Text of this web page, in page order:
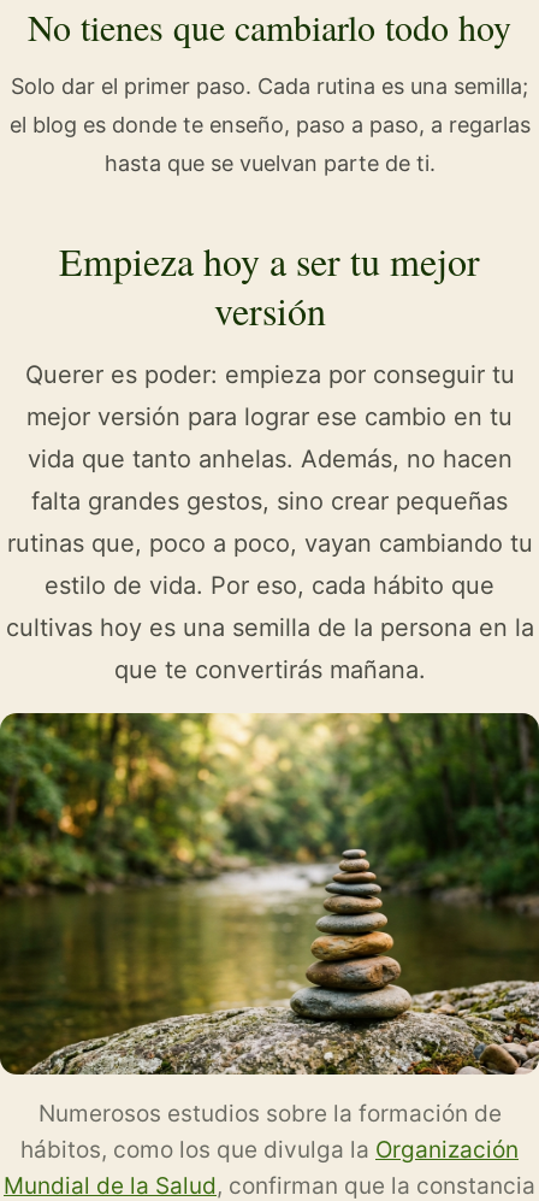
No tienes que cambiarlo todo hoy
Solo dar el primer paso. Cada rutina es una semilla;
el blog es donde te enseño, paso a paso, a regarlas
hasta que se vuelvan parte de ti.
Empieza hoy a ser tu mejor
versión
Querer es poder: empieza por conseguir tu
mejor versión para lograr ese cambio en tu
vida que tanto anhelas. Además, no hacen
falta grandes gestos, sino crear pequeñas
rutinas que, poco a poco, vayan cambiando tu
estilo de vida. Por eso, cada hábito que
cultivas hoy es una semilla de la persona en la
que te convertirás mañana.
Numerosos estudios sobre la formación de
hábitos, como los que divulga la Organización
Mundial de la Salud, confirman que la constancia